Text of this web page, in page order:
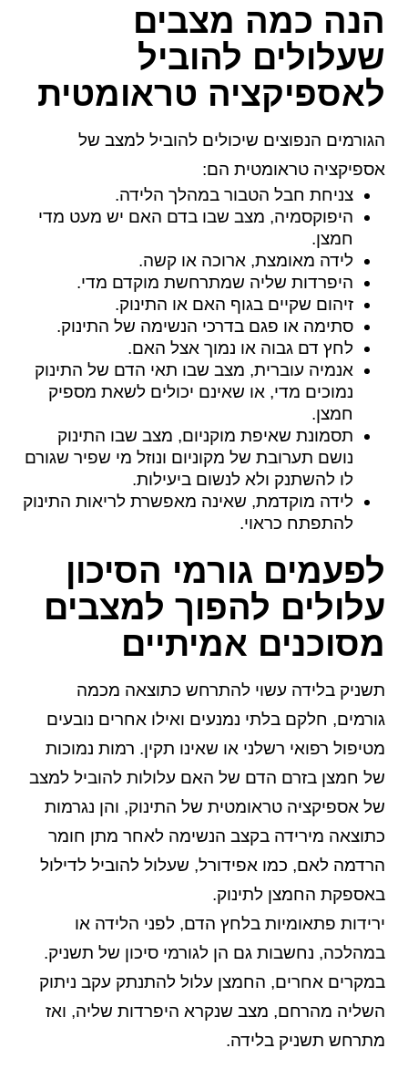
הנה כמה מצבים
שעלולים להוביל
לאספיקציה טראומטית
הגורמים הנפוצים שיכולים להוביל למצב של
אספיקציה טראומטית הם:
צניחת חבל הטבור במהלך הלידה.
היפוקסמיה, מצב שבו בדם האם יש מעט מדי
חמצן.
לידה מאומצת, ארוכה או קשה.
היפרדות שליה שמתרחשת מוקדם מדי.
זיהום שקיים בגוף האם או התינוק.
סתימה או פגם בדרכי הנשימה של התינוק.
לחץ דם גבוה או נמוך אצל האם.
אנמיה עוברית, מצב שבו תאי הדם של התינוק
נמוכים מדי, או שאינם יכולים לשאת מספיק
חמצן.
תסמונת שאיפת מוקניום, מצב שבו התינוק
נושם תערובת של מקוניום ונוזל מי שפיר שגורם
לו להשתנק ולא לנשום ביעילות.
לידה מוקדמת, שאינה מאפשרת לריאות התינוק
להתפתח כראוי.
לפעמים גורמי הסיכון
עלולים להפוך למצבים
מסוכנים אמיתיים
תשניק בלידה עשוי להתרחש כתוצאה מכמה
גורמים, חלקם בלתי נמנעים ואילו אחרים נובעים
מטיפול רפואי רשלני או שאינו תקין. רמות נמוכות
של חמצן בזרם הדם של האם עלולות להוביל למצב
של אספיקציה טראומטית של התינוק, והן נגרמות
כתוצאה מירידה בקצב הנשימה לאחר מתן חומר
הרדמה לאם, כמו אפידורל, שעלול להוביל לדילול
באספקת החמצן לתינוק.
ירידות פתאומיות בלחץ הדם, לפני הלידה או
במהלכה, נחשבות גם הן לגורמי סיכון של תשניק.
במקרים אחרים, החמצן עלול להתנתק עקב ניתוק
השליה מהרחם, מצב שנקרא היפרדות שליה, ואז
מתרחש תשניק בלידה.